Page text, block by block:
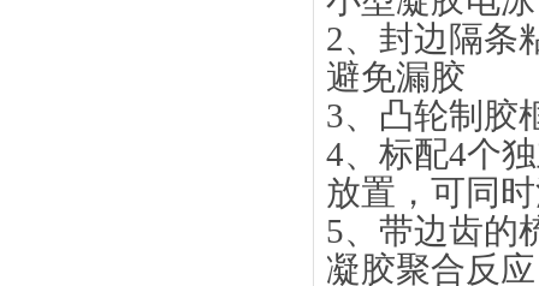
2、封边隔条
避免漏胶
3、凸轮制胶
4、标配4个
放置，可同
5、带边齿的
凝胶聚合反应